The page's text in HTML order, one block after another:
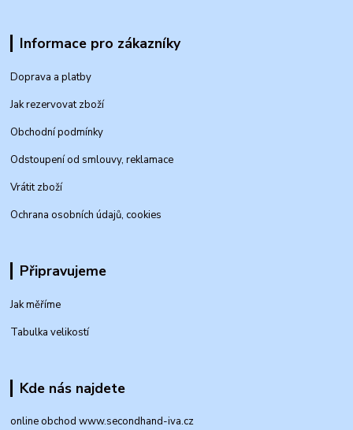
Informace pro zákazníky
Doprava a platby
Jak rezervovat zboží
Obchodní podmínky
Odstoupení od smlouvy, reklamace
Vrátit zboží
Ochrana osobních údajů, cookies
Připravujeme
Jak měříme
Tabulka velikostí
Kde nás najdete
online obchod www.secondhand-iva.cz